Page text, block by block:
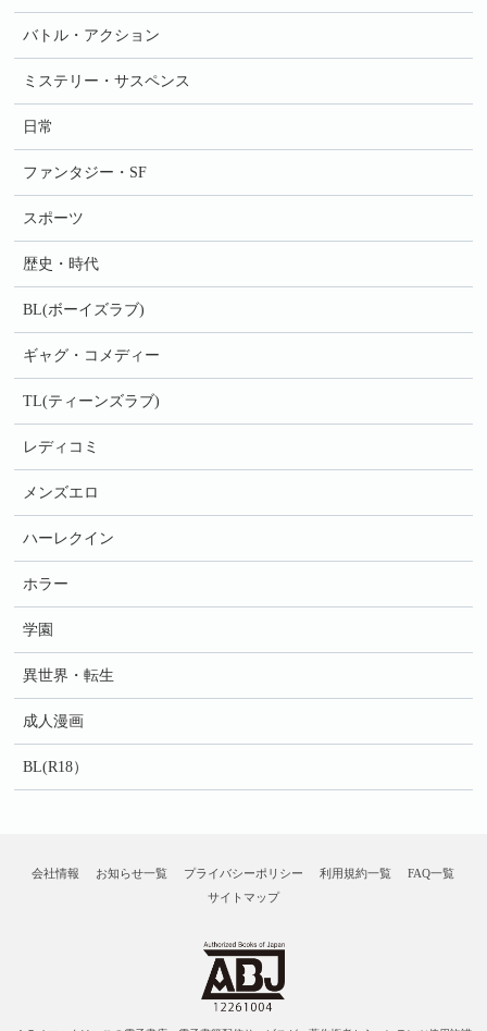
バトル・アクション
ミステリー・サスペンス
日常
ファンタジー・SF
スポーツ
歴史・時代
BL(ボーイズラブ)
ギャグ・コメディー
TL(ティーンズラブ)
レディコミ
メンズエロ
ハーレクイン
ホラー
学園
異世界・転生
成人漫画
BL(R18）
会社情報 お知らせ一覧 プライバシーポリシー 利用規約一覧
FAQ一覧
サイトマップ